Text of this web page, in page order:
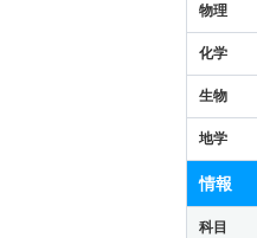
物理
化学
生物
地学
情報
科目